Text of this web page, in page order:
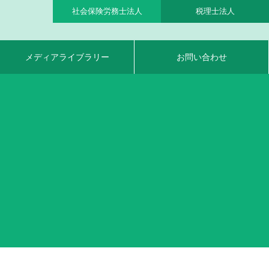
社会保険労務士法人 税理士法人
メディアライブラリー お問い合わせ